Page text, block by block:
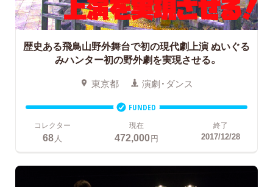
歴史ある飛鳥山野外舞台で初の現代劇上演ぬいぐる
みハンター初の野外劇を実現させる。
東京都 演劇・ダンス
FUNDED
コレクター
68人
現在
472,000円
終了
2017/12/28